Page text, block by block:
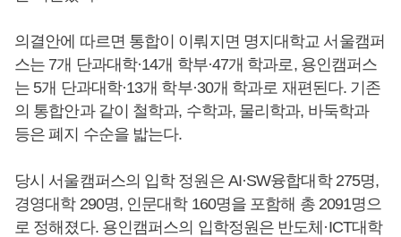
의결안에 따르면 통합이 이뤄지면 명지대학교 서울캠퍼
스는 7개 단과대학·14개 학부·47개 학과로, 용인캠퍼스
는 5개 단과대학·13개 학부·30개 학과로 재편된다. 기존
의 통합안과 같이 철학과, 수학과, 물리학과, 바둑학과
등은 폐지 수순을 밟는다.
당시 서울캠퍼스의 입학 정원은 AI·SW융합대학 275명,
경영대학 290명, 인문대학 160명을 포함해 총 2091명으
로 정해졌다. 용인캠퍼스의 입학정원은 반도체·ICT대학